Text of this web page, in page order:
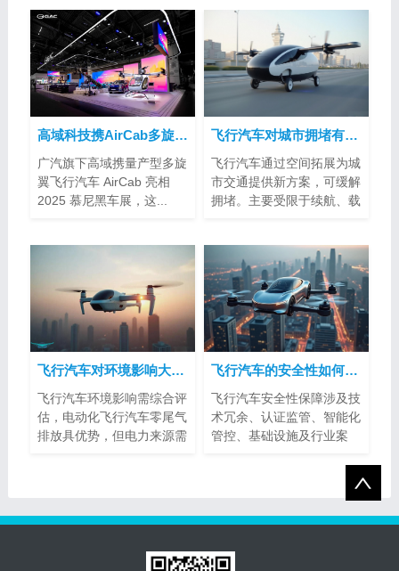
高域科技携AirCab多旋翼飞行汽车亮相2025慕尼黑车展
广汽旗下高域携量产型多旋
翼飞行汽车 AirCab 亮相
2025 慕尼黑车展，这...
飞行汽车对城市拥堵有帮助吗？
飞行汽车通过空间拓展为城
市交通提供新方案，可缓解
拥堵。主要受限于续航、载
飞行汽车对环境影响大吗？
飞行汽车环境影响需综合评
估，电动化飞行汽车零尾气
排放具优势，但电力来源需
飞行汽车的安全性如何得到保障？
飞行汽车安全性保障涉及技
术冗余、认证监管、智能化
管控、基础设施及行业案